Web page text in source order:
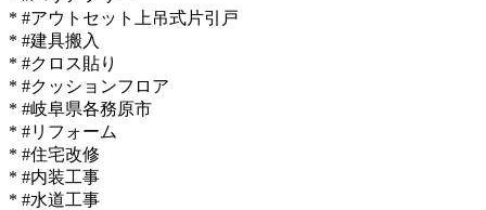
* #アウトセット上吊式片引戸
* #建具搬入
* #クロス貼り
* #クッションフロア
* #岐阜県各務原市
* #リフォーム
* #住宅改修
* #内装工事
* #水道工事